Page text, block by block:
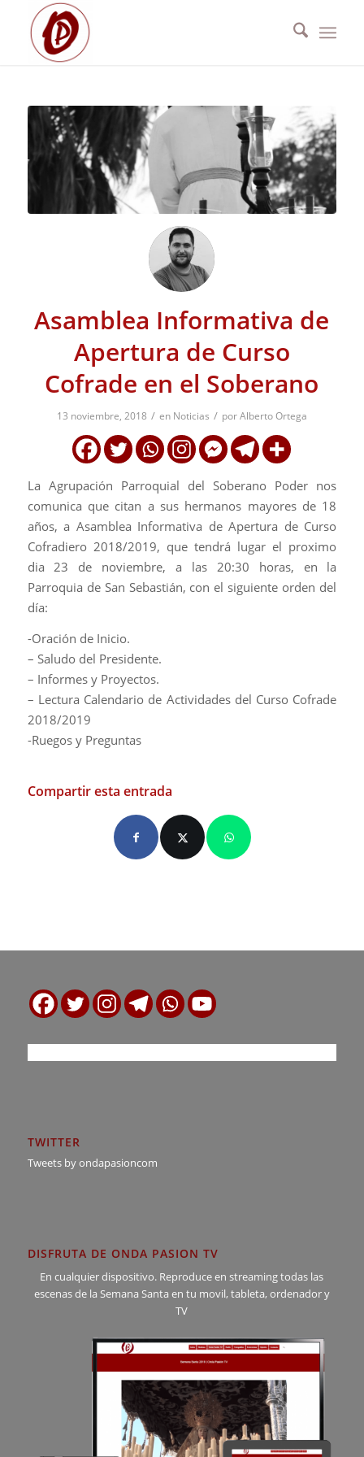
Asamblea Informativa de
Apertura de Curso
Cofrade en el Soberano
13 noviembre, 2018 / en Noticias / porAlberto Ortega
La Agrupación Parroquial del Soberano Poder nos
comunica que citan a sus hermanos mayores de 18
años, a Asamblea Informativa de Apertura de Curso
Cofradiero 2018/2019, que tendrá lugar el proximo
dia 23 de noviembre, a las 20:30 horas, en la
Parroquia de San Sebastián, con el siguiente orden del
día:
-Oración de Inicio.
– Saludo del Presidente.
– Informes y Proyectos.
– Lectura Calendario de Actividades del Curso Cofrade
2018/2019
-Ruegos y Preguntas
Compartir esta entrada
TWITTER
Tweets by ondapasioncom
DISFRUTA DE ONDA PASION TV
En cualquier dispositivo. Reproduce en streaming todas las
escenas de la Semana Santa en tu movil, tableta, ordenador y
TV